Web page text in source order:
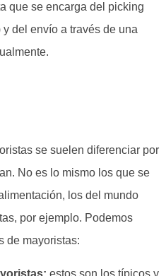
que se encarga del picking
del envío a través de una
se suelen diferenciar por
No es lo mismo los que se
los del mundo
por ejemplo. Podemos
de mayoristas:
estos son los típicos y